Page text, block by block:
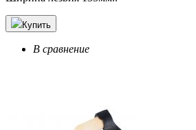
Купить
В сравнение